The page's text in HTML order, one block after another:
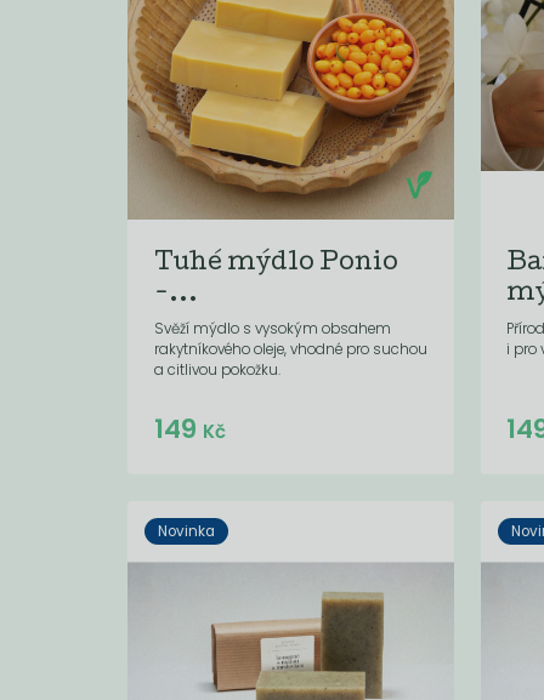
Tuhé mýdlo Ponio
-...
Svěží mýdlo s vysokým obsahem
rakytníkového oleje, vhodné pro suchou
a citlivou pokožku.
Do košíku:
149 Kč
i pro
Novinka